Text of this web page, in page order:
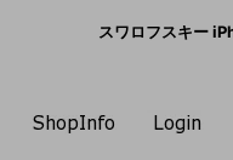
スワロフスキー